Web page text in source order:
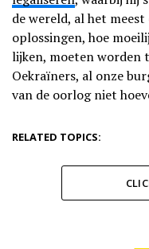
de wereld, al het
oplossingen, hoe
lijken, moeten worden
Oekraïners, al onze
van de oorlog niet
RELATED TOPICS: